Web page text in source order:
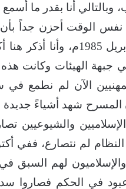
وبالتالي أنا بقدر ما
الوقت أحزن جداً
السابقة أكتوبر 1964م
جبهة الهيئات وكانت
الآن لم نطمع
المسرح شهد أشياءً
والشيوعيين
لهم السبق
في الحكم فصاروا